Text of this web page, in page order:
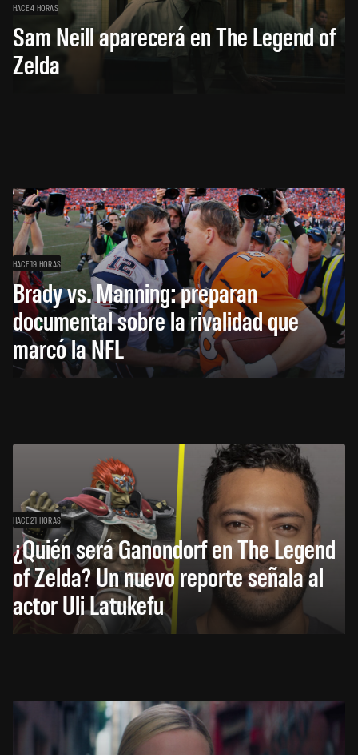
HACE 4 HORAS
Sam Neill aparecerá en The Legend of
Zelda
HACE 19 HORAS
Brady vs. Manning: preparan
documental sobre la rivalidad que
marcó la NFL
HACE 21 HORAS
¿Quién será Ganondorf en The Legend
of Zelda? Un nuevo reporte señala al
actor Uli Latukefu